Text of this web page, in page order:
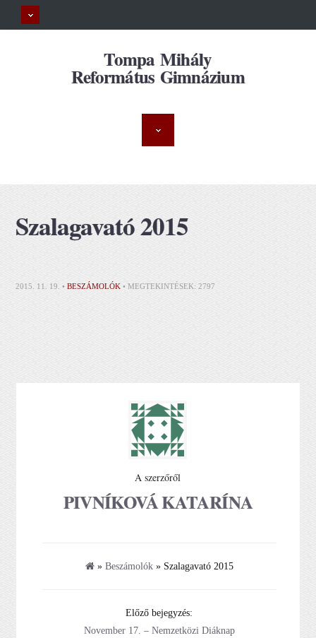
Tompa Mihály
Református Gimnázium
Szalagavató 2015
2015. 11. 19. •BESZÁMOLÓK • MEGTEKINTÉSEK: 2797
A szerzőről
PIVNÍKOVÁ KATARÍNA
» Beszámolók» Szalagavató 2015
Előző bejegyzés:
November 17. – Nemzetközi Diáknap